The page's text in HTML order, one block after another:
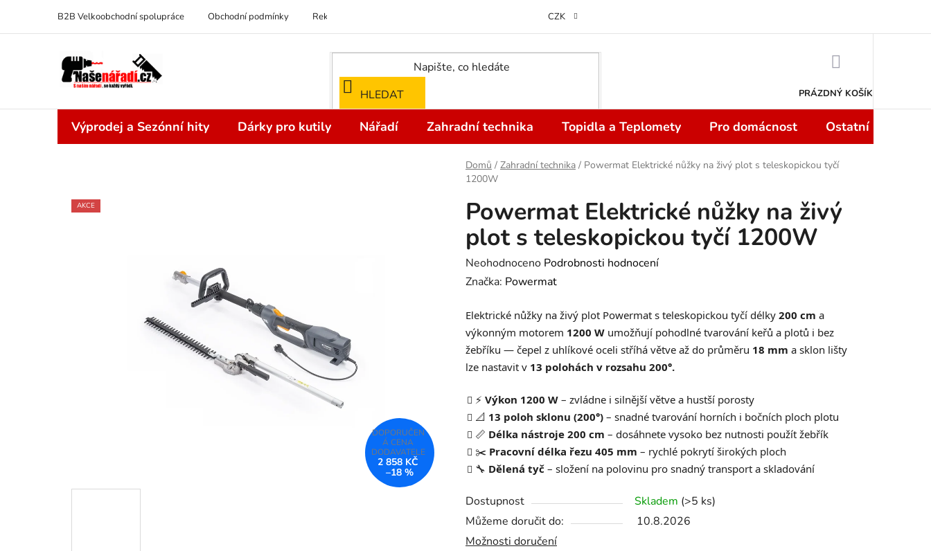
obsah
B2B Velkoobchodní spolupráce Obchodní podmínky Reklamace Odstoupení od kupní smlouvy do 14 dní
CZK
HLEDAT PRÁZDNÝ KOŠÍK
Výprodej a Sezónní hity Dárky pro kutily Nářadí Zahradní technika Topidla a Teplomety Pro domácnost Ostatní
Domů / Zahradní technika / Powermat Elektrické nůžky na živý plot s teleskopickou tyčí
1200W
Powermat Elektrické nůžky na živý
plot s teleskopickou tyčí 1200W
Průměrné
hodnocení
je
0,0
z
5
hvězdiček.
Neohodnoceno Podrobnosti hodnocení
Značka: Powermat
Elektrické nůžky na živý plot Powermat s teleskopickou tyčí délky 200 cm a
výkonným motorem 1200 W umožňují pohodlné tvarování keřů a plotů i bez
žebříku — čepel z uhlíkové oceli stříhá větve až do průměru 18 mm a sklon lišty
lze nastavit v 13 polohách v rozsahu 200°.
⚡ Výkon 1200 W – zvládne i silnější větve a hustší porosty
📐 13 poloh sklonu (200°) – snadné tvarování horních i bočních ploch plotu
📏 Délka nástroje 200 cm – dosáhnete vysoko bez nutnosti použít žebřík
✂️ Pracovní délka řezu 405 mm – rychlé pokrytí širokých ploch
🔧 Dělená tyč – složení na polovinu pro snadný transport a skladování
Dostupnost Skladem (>5 ks)
Můžeme doručit do:
10.8.2026
Možnosti doručení
AKCE
2 858 KČ
–18 %